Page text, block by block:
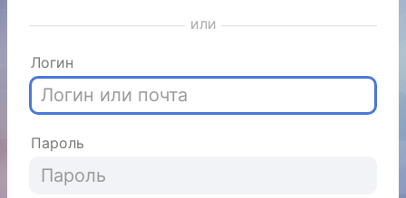
или
Логин
Пароль